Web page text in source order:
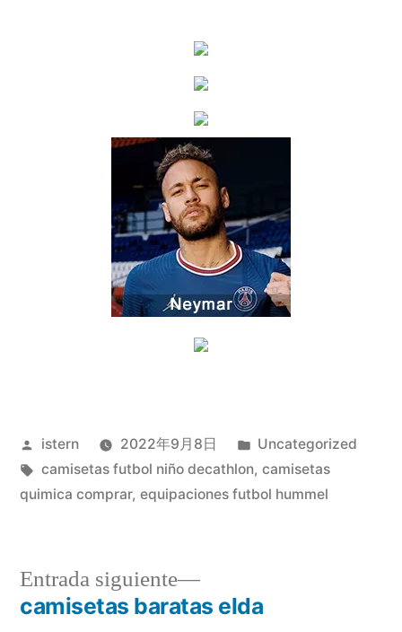
Publicado
por
istern 2022年9月8日
Publicado
en
Uncategorized
Etiquetas:
camisetas futbol niño decathlon, camisetas
quimica comprar, equipaciones futbol hummel
Entrada siguiente
Entrada
siguiente:
camisetas baratas elda